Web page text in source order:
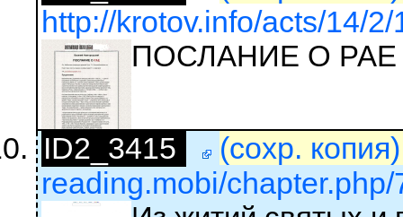
http://krotov.info/acts/14/
ПОСЛАНИЕ О РАЕ
ID2_3415
(сохр.
reading.mobi/